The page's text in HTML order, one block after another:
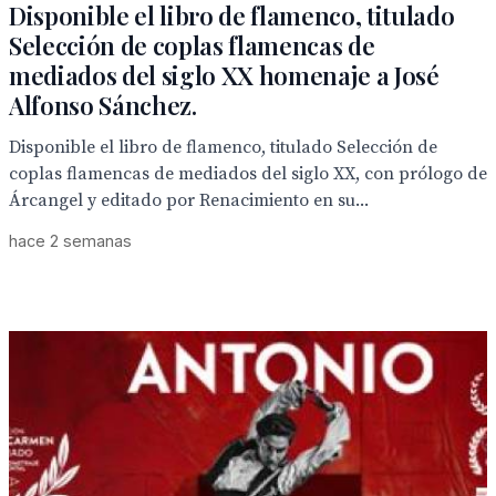
Disponible el libro de flamenco, titulado
Selección de coplas flamencas de
mediados del siglo XX homenaje a José
Alfonso Sánchez.
Disponible el libro de flamenco, titulado Selección de
coplas flamencas de mediados del siglo XX, con prólogo de
Árcangel y editado por Renacimiento en su...
hace 2 semanas